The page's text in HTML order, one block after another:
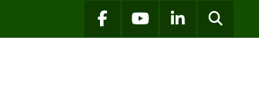
facebookyoutubelinkedinCerca